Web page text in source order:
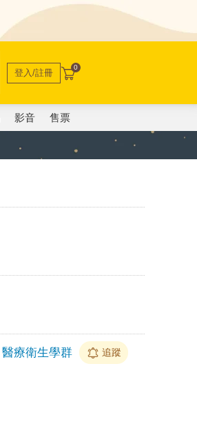
登入/註冊 0
影音 售票
醫療衛生學群 追蹤